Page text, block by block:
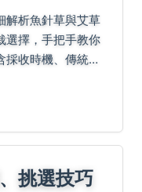
解析魚針草與艾草
選擇，手把手教你
收時機、傳統淨
挑選技巧